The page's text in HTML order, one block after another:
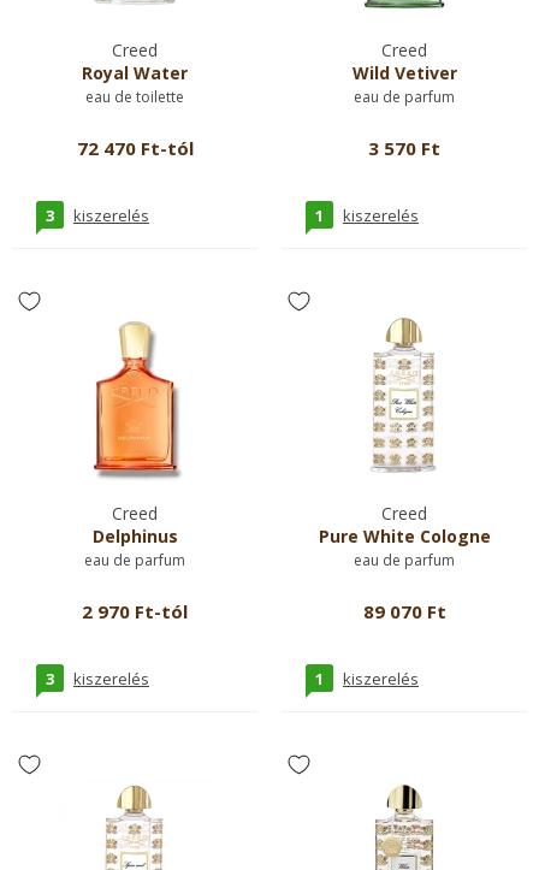
Creed
Royal Water
eau de toilette
72 470 Ft-tól
3 kiszerelés
Creed
Wild Vetiver
eau de parfum
3 570 Ft
1 kiszerelés
Creed
Delphinus
eau de parfum
2 970 Ft-tól
3 kiszerelés
Creed
Pure White Cologne
eau de parfum
89 070 Ft
1 kiszerelés